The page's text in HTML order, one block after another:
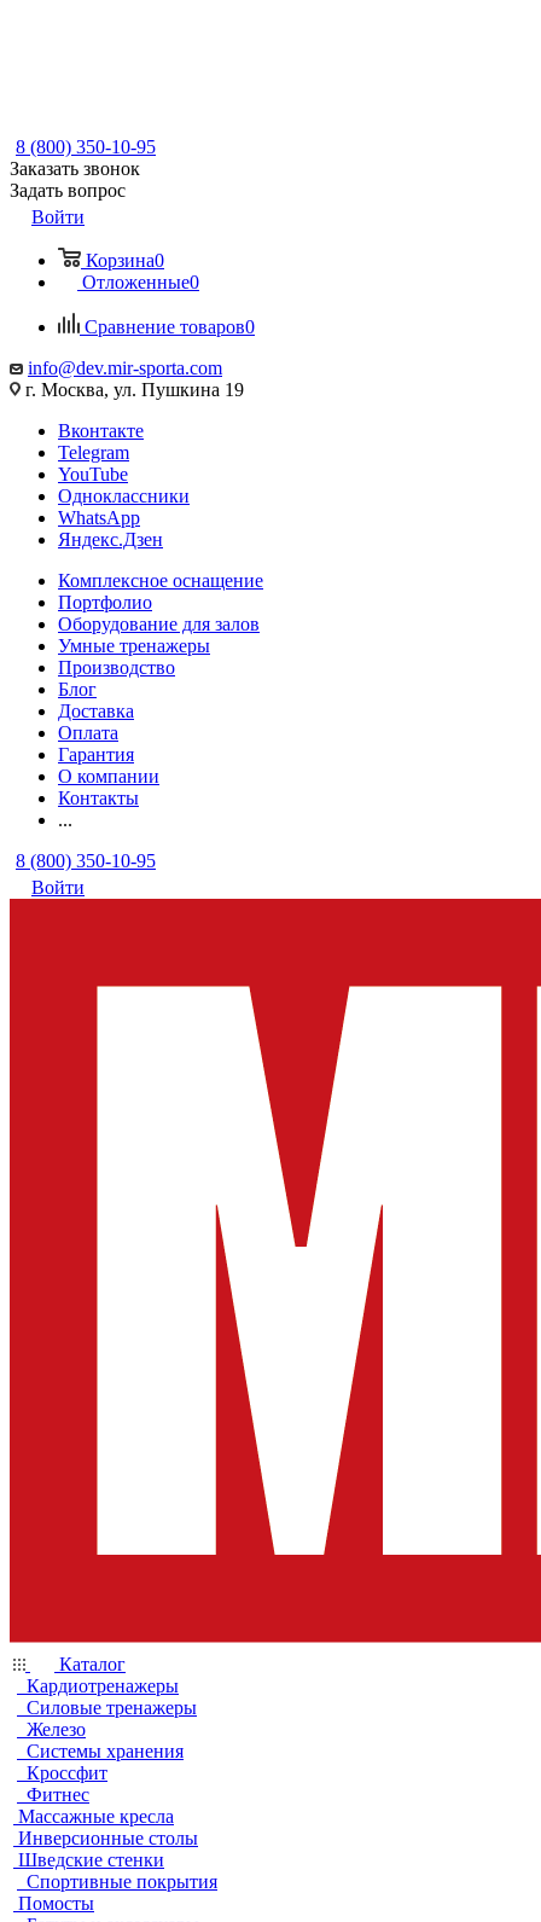
8 (800) 350-10-95
Заказать звонок
Задать вопрос
Войти
Корзина0
Отложенные0
Сравнение товаров0
info@dev.mir-sporta.com
г. Москва, ул. Пушкина 19
Вконтакте
Telegram
YouTube
Одноклассники
WhatsApp
Яндекс.Дзен
Комплексное оснащение
Портфолио
Оборудование для залов
Умные тренажеры
Производство
Блог
Доставка
Оплата
Гарантия
О компании
Контакты
...
8 (800) 350-10-95
Войти
Каталог
Кардиотренажеры
Силовые тренажеры
Железо
Системы хранения
Кроссфит
Фитнес
Массажные кресла
Инверсионные столы
Шведские стенки
Спортивные покрытия
Помосты